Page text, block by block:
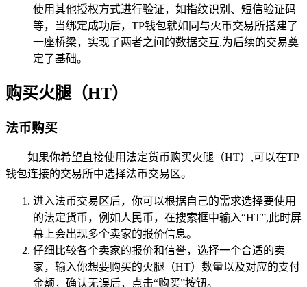
使用其他授权方式进行验证，如指纹识别、短信验证码
等，当绑定成功后，TP钱包就如同与火币交易所搭建了
一座桥梁，实现了两者之间的数据交互,为后续的交易奠
定了基础。
购买火腿（HT）
法币购买
如果你希望直接使用法定货币购买火腿（HT）,可以在TP
钱包连接的交易所中选择法币交易区。
进入法币交易区后，你可以根据自己的需求选择要使用
的法定货币，例如人民币，在搜索框中输入“HT”,此时屏
幕上会出现多个卖家的报价信息。
仔细比较各个卖家的报价和信誉，选择一个合适的卖
家，输入你想要购买的火腿（HT）数量以及对应的支付
金额，确认无误后，点击“购买”按钮。